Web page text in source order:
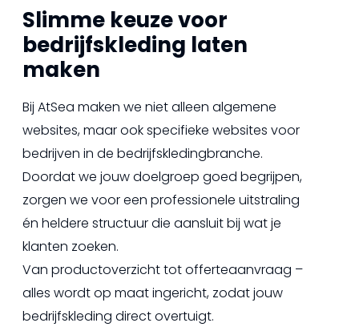
Slimme keuze voor
bedrijfskleding laten
maken
Bij AtSea maken we niet alleen algemene
websites, maar ook specifieke websites voor
bedrijven in de bedrijfskledingbranche.
Doordat we jouw doelgroep goed begrijpen,
zorgen we voor een professionele uitstraling
én heldere structuur die aansluit bij wat je
klanten zoeken.
Van productoverzicht tot offerteaanvraag –
alles wordt op maat ingericht, zodat jouw
bedrijfskleding direct overtuigt.